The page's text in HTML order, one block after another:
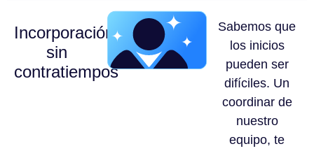
Incorporación
sin
contratiempos
Sabemos que
los inicios
pueden ser
difíciles. Un
coordinar de
nuestro
equipo, te